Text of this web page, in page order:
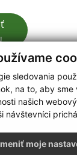
sledovania
na to, aby
našich
návštevníci
moje
Response
|